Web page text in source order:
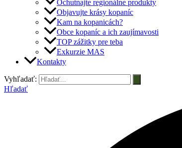
Ochutnajte regionálne produkty
Objavujte krásy kopaníc
Kam na kopanicách?
Obce kopaníc a ich zaujímavosti
TOP zážitky pre teba
Exkurzie MAS
Kontakty
Vyhľadať:
Hľadať